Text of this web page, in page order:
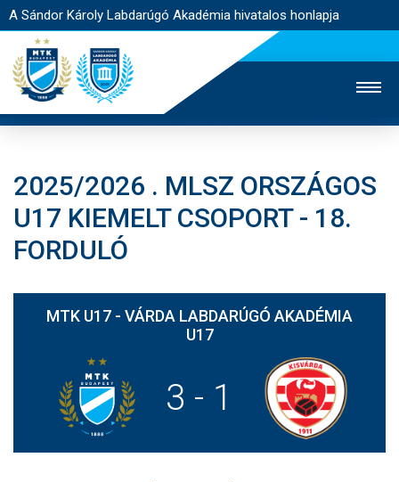
A Sándor Károly Labdarúgó Akadémia hivatalos honlapja
MTK TV FELNŐTT CSAPAT
NŐI SZAKÁG
JEGYÉRTÉKESÍTÉS
NYITÓLAP
AKADÉMIA
2025/2026 . MLSZ ORSZÁGOS
U17 KIEMELT CSOPORT - 18.
FORDULÓ
MTK U17 - VÁRDA LABDARÚGÓ AKADÉMIA
U17
3 - 1